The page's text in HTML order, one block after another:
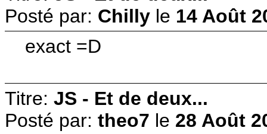
Posté par: Chilly le 14 Août
exact =D
Titre: JS - Et de deux...
Posté par: theo7 le 28 Août